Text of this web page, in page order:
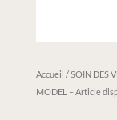
Accueil /SOIN DES
MODEL – Article